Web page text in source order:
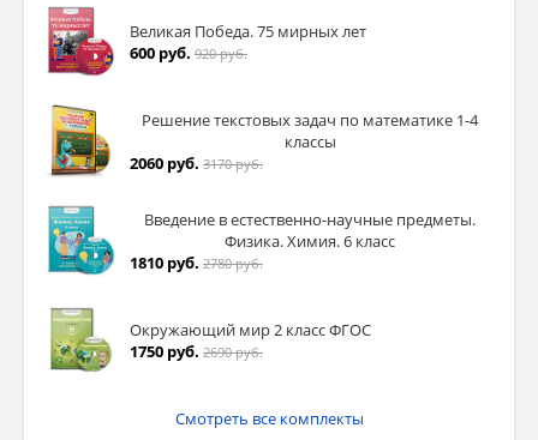
Великая Победа. 75 мирных лет
600 руб. 920 руб.
Решение текстовых задач по математике 1-4
классы
2060 руб. 3170 руб.
Введение в естественно-научные предметы.
Физика. Химия. 6 класс
1810 руб. 2780 руб.
Окружающий мир 2 класс ФГОС
1750 руб. 2690 руб.
Смотреть все комплекты